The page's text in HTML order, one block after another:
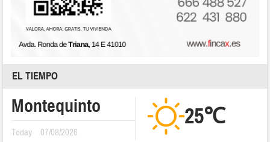
EL TIEMPO
Montequinto
Today 07/08/2026
25℃